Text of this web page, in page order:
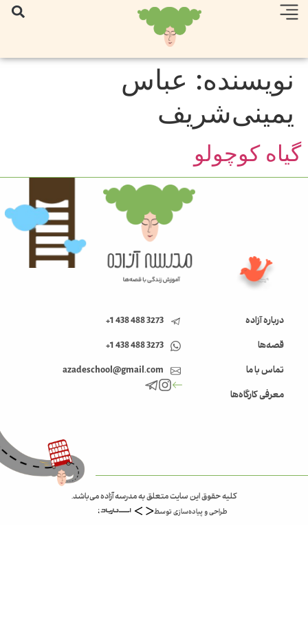
نویسنده: عباس
یمینی‌شریف
گیاه کوچولو
درباره آزاده
قصه‌ها
تماس با ما
معرفی کارگاه‌ها
3273 488 438 1+
3273 488 438 1+
azadeschool@gmail.com
کلیه حقوق این سایت متعلق به مدرسه آزاده می‌باشد.
طراحی و پیاده‌سازی توسط